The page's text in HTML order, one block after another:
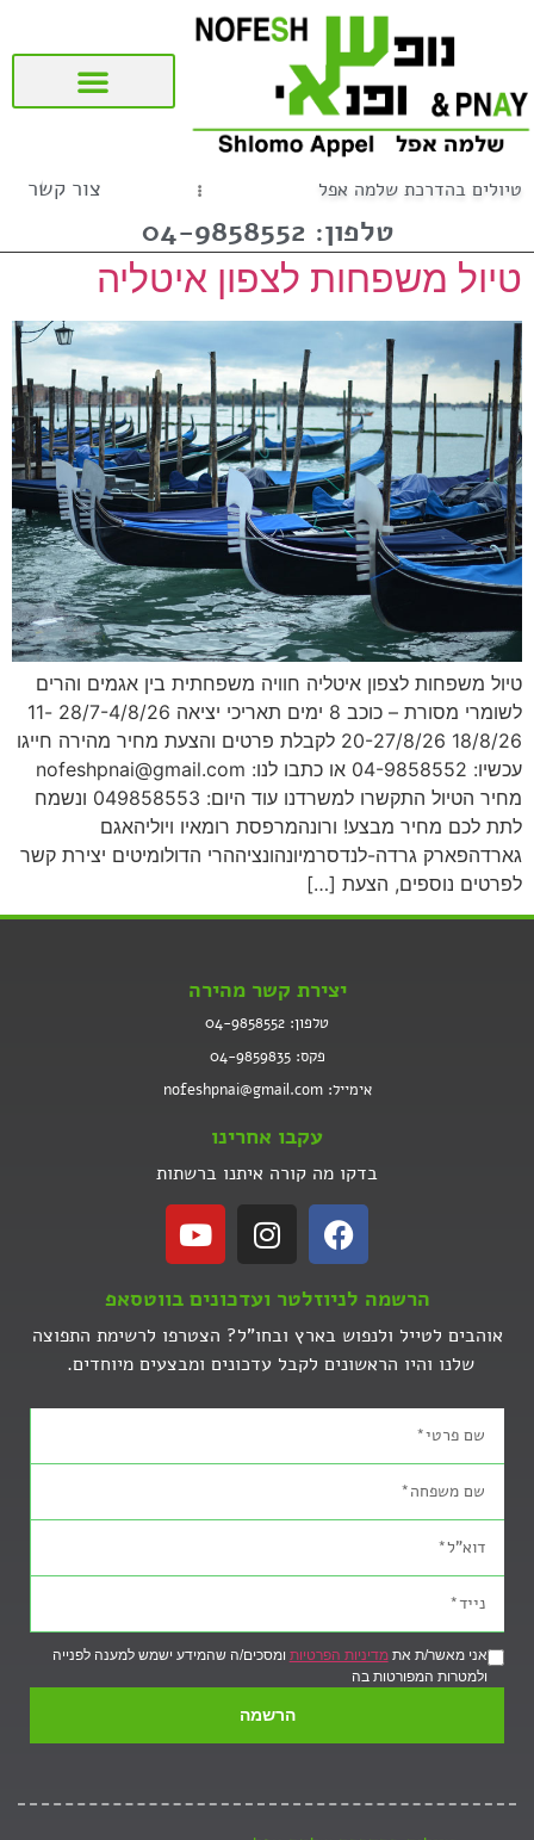
טיולים בהדרכת שלמה אפל צור קשר
טלפון: 04-9858552
טיול משפחות לצפון איטליה
טיול משפחות לצפון איטליה חוויה משפחתית בין אגמים והרים
לשומרי מסורת – כוכב 8 ימים תאריכי יציאה 28/7-4/8/26 11-
18/8/26 20-27/8/26 לקבלת פרטים והצעת מחיר מהירה חייגו
עכשיו: 04-9858552 או כתבו לנו: nofeshpnai@gmail.com
מחיר הטיול התקשרו למשרדנו עוד היום: 049858553 ונשמח
לתת לכם מחיר מבצע! ורונהמרפסת רומאיו ויוליהאגם
גארדהפארק גרדה-לנדסרמיונהונציההרי הדולומיטים יצירת קשר
לפרטים נוספים, הצעת […]
יצירת קשר מהירה
טלפון: 04-9858552
פקס: 04-9859835
אימייל: nofeshpnai@gmail.com
עקבו אחרינו
בדקו מה קורה איתנו ברשתות
הרשמה לניוזלטר ועדכונים בווטסאפ
אוהבים לטייל ולנפוש בארץ ובחו"ל? הצטרפו לרשימת התפוצה
שלנו והיו הראשונים לקבל עדכונים ומבצעים מיוחדים.
אני מאשר/ת אתמדיניות הפרטיות ומסכים/ה שהמידע ישמש למענה לפנייה
ולמטרות המפורטות בה
הרשמה